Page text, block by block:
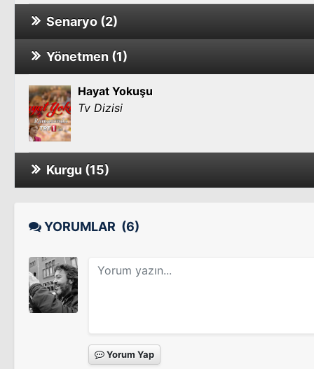
Senaryo (2)
Son Veda
Yönetmen (1)
Hayat Yokuşu
Tv Dizisi
Kurgu (15)
Sinema Filmi
Haziran Gecesi
YORUMLAR (6)
Yorum Yap